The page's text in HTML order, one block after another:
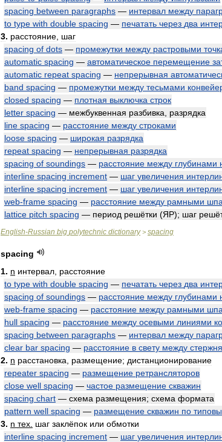
spacing between paragraphs — интервал между
to type with double spacing — печатать через два
3. расстояние шаг
spacing of dots — промежутки между растровыми
automatic spacing — автоматическое перемещение
automatic repeat spacing — непрерывная
band spacing — промежутки между тесьмами
closed spacing — плотная выключка строк
letter spacing — межбуквенная разбивка
разрядка
line spacing — расстояние между строками
loose spacing — широкая разрядка
repeat spacing — непрерывная разрядка
spacing of soundings — расстояние между глубинами
interline spacing increment — шаг увеличения
interline spacing increment — шаг увеличения
web-frame spacing — расстояние между рамными
lattice pitch spacing — период решётки (ЯР); шаг
English-Russian big polytechnic dictionary> spacing
spacing
1. n интервал расстояние
to type with double spacing — печатать через два
spacing of soundings — расстояние между глубинами
web-frame spacing — расстояние между рамными
hull spacing — расстояние между осевыми линиями
spacing between paragraphs — интервал между
clear bar spacing — расстояние в свету между
2. n расстановка размещение; дистанционирование
repeater spacing — размещение ретрансляторов
close well spacing — частое размещение скважин
spacing chart — схема размещения; схема формата
pattern well spacing — размещение скважин по
3. n тех шаг заклёпок или обмотки
interline spacing increment — шаг увеличения